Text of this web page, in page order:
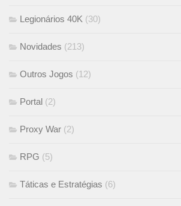
Legionários 40K (30)
Novidades (213)
Outros Jogos (12)
Portal (2)
Proxy War (2)
RPG (5)
Táticas e Estratégias (6)